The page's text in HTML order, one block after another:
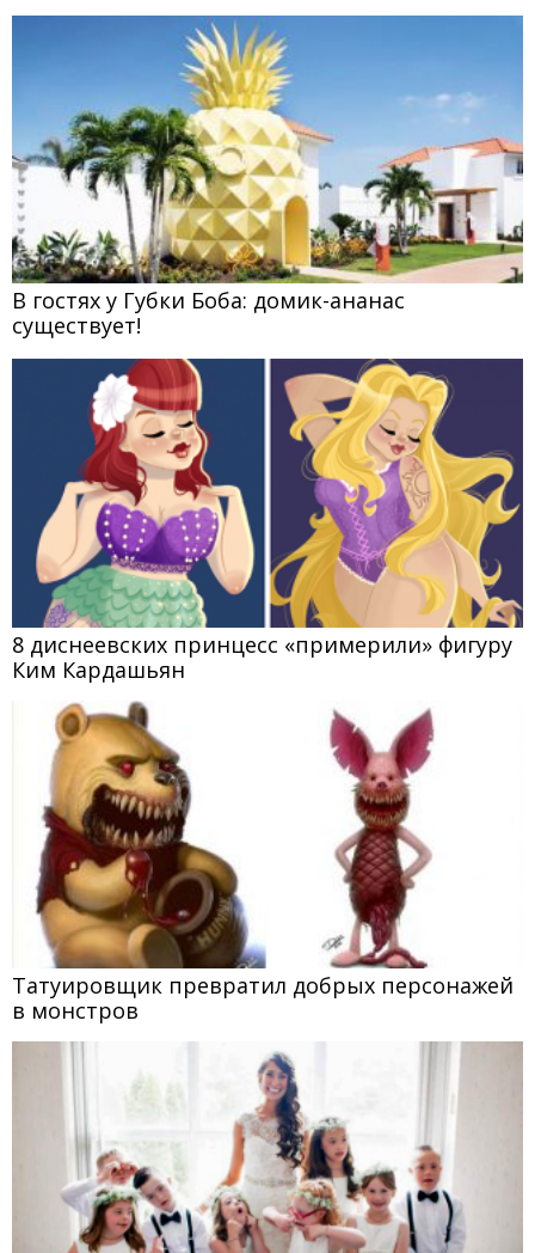
В гостях у Губки Боба: домик-ананас
существует!
8 диснеевских принцесс «примерили» фигуру
Ким Кардашьян
Татуировщик превратил добрых персонажей
в монстров